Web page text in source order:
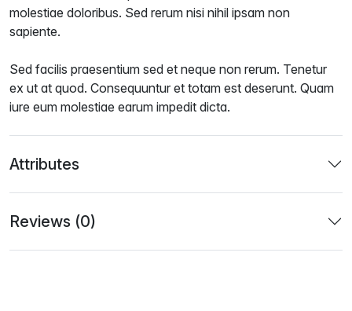
molestiae doloribus. Sed rerum nisi nihil ipsam non
sapiente.
Sed facilis praesentium sed et neque non rerum. Tenetur
ex ut at quod. Consequuntur et totam est deserunt. Quam
iure eum molestiae earum impedit dicta.
Attributes
Reviews (0)